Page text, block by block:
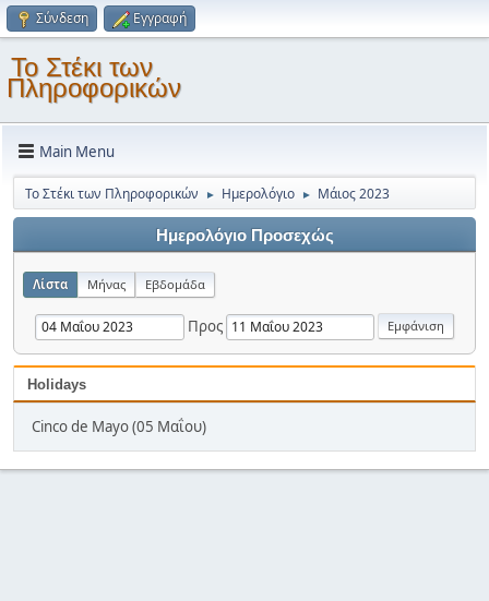
Σύνδεση Εγγραφή
Το Στέκι των
Πληροφορικών
Main Menu
Το Στέκι των Πληροφορικών ► Ημερολόγιο ► Μάιος 2023
Ημερολόγιο Προσεχώς
Λίστα Μήνας Εβδομάδα
Προς
Holidays
Cinco de Mayo (05 Μαΐου)